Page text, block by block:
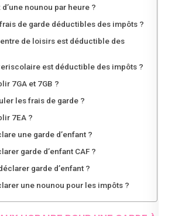
nounou par heure ?
de garde déductibles des impôts ?
de loisirs est déductible des
est déductible des impôts ?
7GA et 7GB ?
les frais de garde ?
7EA ?
une garde d’enfant ?
garde d’enfant CAF ?
garde d’enfant ?
une nounou pour les impôts ?